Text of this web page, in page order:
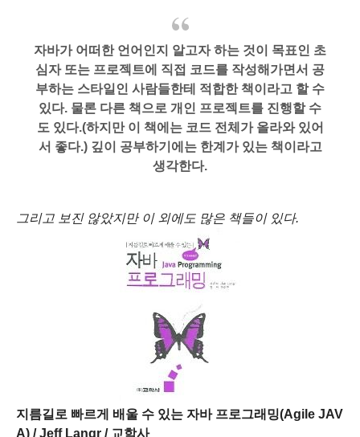
자바가 어떠한 언어인지 알고자 하는 것이 목표인 초
심자 또는 프로젝트에 직접 코드를 작성해가면서 공
부하는 스타일인 사람들한테 적합한 책이라고 할 수
있다. 물론 다른 책으로 개인 프로젝트를 진행할 수
도 있다.(하지만 이 책에는 코드 전체가 올라와 있어
서 좋다.) 깊이 공부하기에는 한계가 있는 책이라고
생각한다.
그리고 보진 않았지만 이 외에도 많은 책들이 있다.
지름길로 빠르게 배울 수 있는 자바 프로그래밍(Agile JAV
A) / Jeff Langr / 교학사